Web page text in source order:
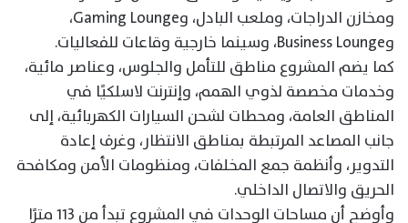
ومخازن الدراجات، وملعب البادل، وGaming Lounge،
وBusiness Lounge، وسينما خارجية وقاعات للفعاليات.
كما يضم المشروع مناطق للتأمل والجلوس، وعناصر مائية،
وخدمات مخصصة لذوي الهمم، وإنترنت لاسلكيًا في
المناطق العامة، ومحطات لشحن السيارات الكهربائية، إلى
جانب المصاعد المرتبطة بمناطق الانتظار، وغرف إعادة
التدوير، وأنظمة جمع المخلفات، ومنظومات الأمن ومكافحة
الحريق والاتصال الداخلي.
وأوضح أن مساحات الوحدات في المشروع تبدأ من ١١٣ مترًا